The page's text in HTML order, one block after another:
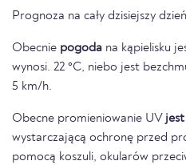
Prognoza na cały dzisiejszy
Obecnie pogoda na kąpielisku
wynosi. 22 °C, niebo jest
5 km/h.
Obecne promieniowanie UV
wystarczającą ochronę przed
pomocą koszuli, okularów